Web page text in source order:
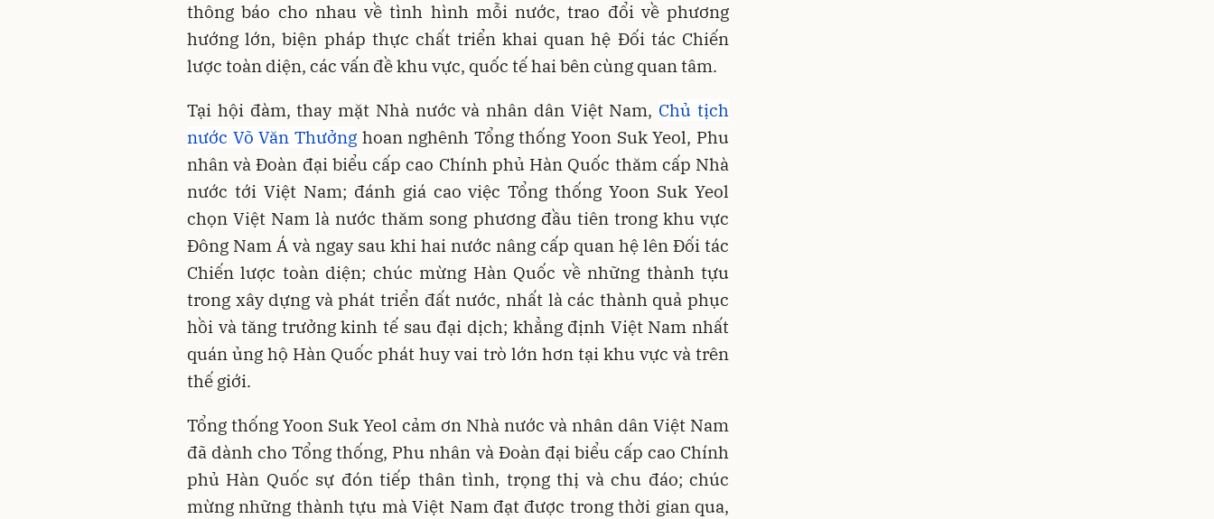
thông báo cho nhau về tình hình mỗi nước, trao đổi về phương
hướng lớn, biện pháp thực chất triển khai quan hệ Đối tác Chiến
lược toàn diện, các vấn đề khu vực, quốc tế hai bên cùng quan tâm.
Tại hội đàm, thay mặt Nhà nước và nhân dân Việt Nam, Chủ tịch
nước Võ Văn Thưởnghoan nghênh Tổng thống Yoon Suk Yeol, Phu
nhân và Đoàn đại biểu cấp cao Chính phủ Hàn Quốc thăm cấp Nhà
nước tới Việt Nam; đánh giá cao việc Tổng thống Yoon Suk Yeol
chọn Việt Nam là nước thăm song phương đầu tiên trong khu vực
Đông Nam Á và ngay sau khi hai nước nâng cấp quan hệ lên Đối tác
Chiến lược toàn diện; chúc mừng Hàn Quốc về những thành tựu
trong xây dựng và phát triển đất nước, nhất là các thành quả phục
hồi và tăng trưởng kinh tế sau đại dịch; khẳng định Việt Nam nhất
quán ủng hộ Hàn Quốc phát huy vai trò lớn hơn tại khu vực và trên
thế giới.
Tổng thống Yoon Suk Yeol cảm ơn Nhà nước và nhân dân Việt Nam
đã dành cho Tổng thống, Phu nhân và Đoàn đại biểu cấp cao Chính
phủ Hàn Quốc sự đón tiếp thân tình, trọng thị và chu đáo; chúc
mừng những thành tựu mà Việt Nam đạt được trong thời gian qua,